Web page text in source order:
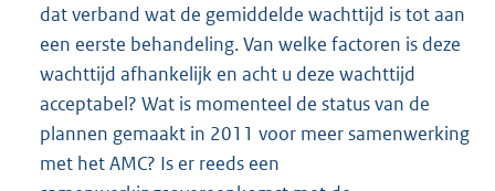
dat verband wat de gemiddelde wachttijd is tot aan
een eerste behandeling. Van welke factoren is deze
wachttijd afhankelijk en acht u deze wachttijd
acceptabel? Wat is momenteel de status van de
plannen gemaakt in 2011 voor meer samenwerking
met het AMC? Is er reeds een